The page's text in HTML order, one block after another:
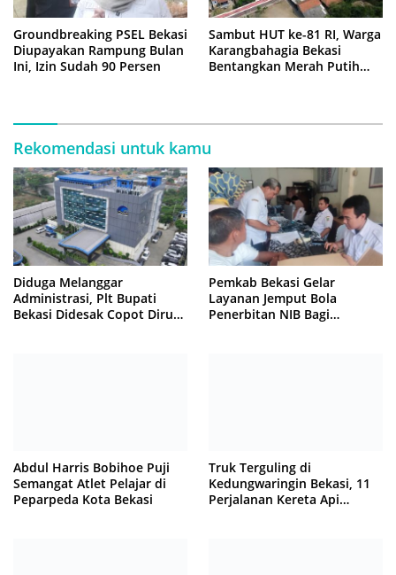
Groundbreaking PSEL Bekasi
Diupayakan Rampung Bulan
Ini, Izin Sudah 90 Persen
Sambut HUT ke-81 RI, Warga
Karangbahagia Bekasi
Bentangkan Merah Putih
Rekomendasi untuk kamu
Diduga Melanggar
Administrasi, Plt Bupati
Bekasi Didesak Copot Dirum
Pemkab Bekasi Gelar
Layanan Jemput Bola
Penerbitan NIB Bagi
Abdul Harris Bobihoe Puji
Semangat Atlet Pelajar di
Peparpeda Kota Bekasi
Truk Terguling di
Kedungwaringin Bekasi, 11
Perjalanan Kereta Api